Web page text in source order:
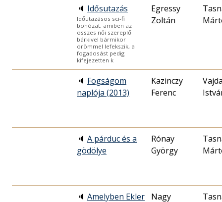
🔈 Idősutazás
Időutazásos sci-fi
bohózat, amiben az
összes női szereplő
bárkivel bármikor
örömmel lefekszik, a
fogadosást pedig
kifejezetten k
Egressy
Zoltán
🔈 Fogságom
naplója (2013)
Kazinczy
Ferenc
🔈 A párduc és a
gödölye
Rónay
György
🔈 Amelyben Ekler
Nagy